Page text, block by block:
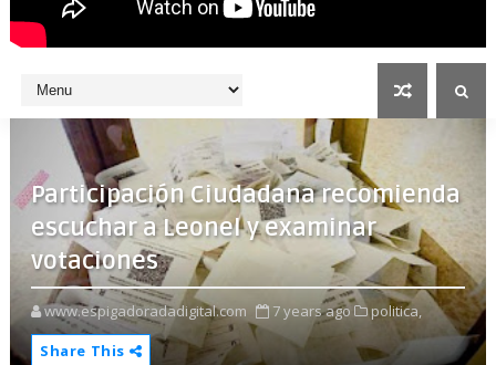
Participación Ciudadana recomienda
escuchar a Leonel y examinar
votaciones
www.espigadoradadigital.com 7 years ago
politica,
Share This